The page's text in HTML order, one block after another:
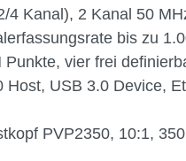
Kanal), 2 Kanal 50
bis zu
vier frei
USB 3.0 Device,
PVP2350, 10:1,